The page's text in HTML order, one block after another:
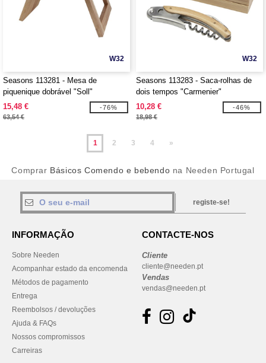
W32
Seasons 113281 - Mesa de
piquenique dobrável "Soll"
15,48 €
63,54 €
-76%
W32
Seasons 113283 - Saca-rolhas de
dois tempos "Carmenier"
10,28 €
18,98 €
-46%
1 2 3 4 »
Comprar Básicos Comendo e bebendo na Needen Portugal
registe-se!
INFORMAÇÃO
Sobre Needen
Acompanhar estado da encomenda
Métodos de pagamento
Entrega
Reembolsos / devoluções
Ajuda & FAQs
Nossos compromissos
Carreiras
CONTACTE-NOS
Cliente
cliente@needen.pt
Vendas
vendas@needen.pt